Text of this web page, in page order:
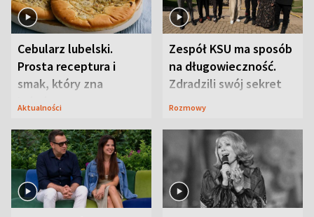
Cebularz lubelski.
Prosta receptura i
smak, który zna
Lubelszczyzna
Aktualności
Zespół KSU ma sposób
na długowieczność.
Zdradzili swój sekret
Rozmowy